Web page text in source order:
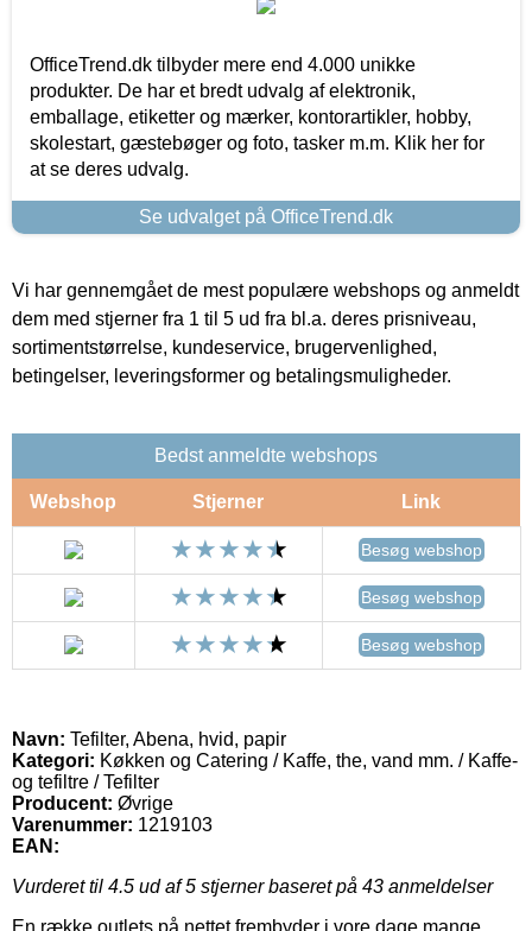
OfficeTrend.dk tilbyder mere end 4.000 unikke
produkter. De har et bredt udvalg af elektronik,
emballage, etiketter og mærker, kontorartikler, hobby,
skolestart, gæstebøger og foto, tasker m.m. Klik her for
at se deres udvalg.
Se udvalget på OfficeTrend.dk
Vi har gennemgået de mest populære webshops og anmeldt
dem med stjerner fra 1 til 5 ud fra bl.a. deres prisniveau,
sortimentstørrelse, kundeservice, brugervenlighed,
betingelser, leveringsformer og betalingsmuligheder.
Bedst anmeldte webshops
Webshop Stjerner Link
Besøg webshop
Besøg webshop
Besøg webshop
Navn: Tefilter, Abena, hvid, papir
Kategori: Køkken og Catering / Kaffe, the, vand mm. / Kaffe-
og tefiltre / Tefilter
Producent: Øvrige
Varenummer: 1219103
EAN:
Vurderet til 4.5 ud af 5 stjerner baseret på 43 anmeldelser
En række outlets på nettet frembyder i vore dage mange